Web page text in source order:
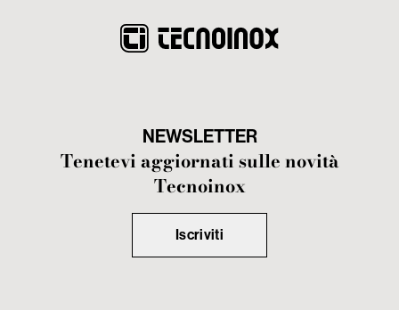
NEWSLETTER
Tenetevi aggiornati sulle novità
Tecnoinox
Iscriviti